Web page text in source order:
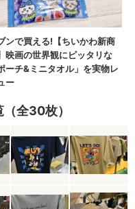
全30枚）